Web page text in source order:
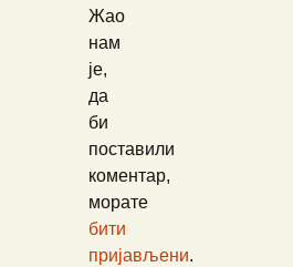
Жао
нам
је,
да
би
поставили
коментар,
морате
бити
пријављени.